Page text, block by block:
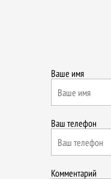
Ваше имя
Ваш телефон
Комментарий